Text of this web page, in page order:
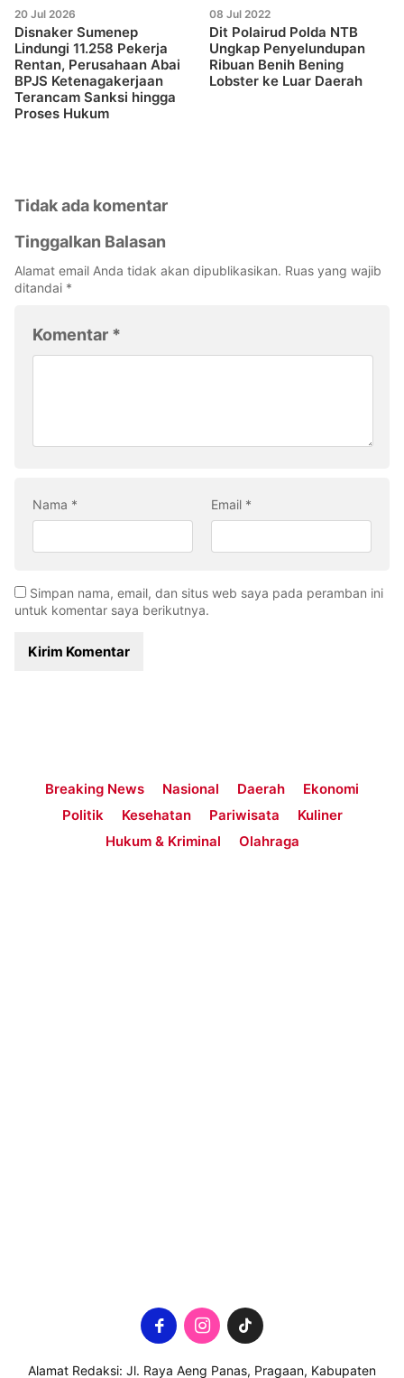
20 Jul 2026
Disnaker Sumenep
Lindungi 11.258 Pekerja
Rentan, Perusahaan Abai
BPJS Ketenagakerjaan
Terancam Sanksi hingga
Proses Hukum
08 Jul 2022
Dit Polairud Polda NTB
Ungkap Penyelundupan
Ribuan Benih Bening
Lobster ke Luar Daerah
Tidak ada komentar
Tinggalkan Balasan
Alamat email Anda tidak akan dipublikasikan. Ruas yang wajib
ditandai *
Komentar *
Nama * Email *
Simpan nama, email, dan situs web saya pada peramban ini
untuk komentar saya berikutnya.
Breaking News Nasional Daerah
Ekonomi
Politik
Kesehatan Pariwisata
Kuliner
Hukum & Kriminal
Olahraga
Alamat Redaksi: Jl. Raya Aeng Panas, Pragaan, Kabupaten